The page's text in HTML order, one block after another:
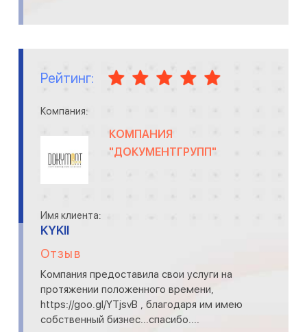
Рейтинг:
Компания:
КОМПАНИЯ
"ДОКУМЕНТГРУПП"
Имя клиента:
KYKII
Отзыв
Компания предоставила свои услуги на
протяжении положенного времени,
https://goo.gl/YTjsvB , благодаря им имею
собственный бизнес...спасибо....